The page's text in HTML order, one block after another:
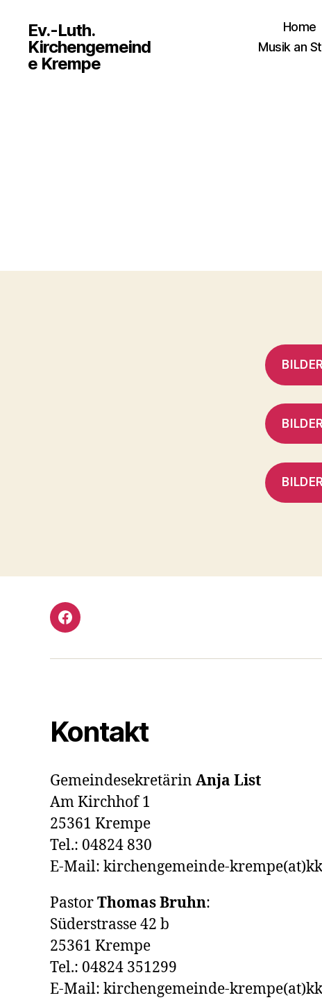
Ev.-Luth.
Kirchengemeind
e Krempe
Home
Musik an
Facebook
Kontakt
Gemeindesekretärin Anja List
Am Kirchhof 1
25361 Krempe
Tel.: 04824 830
E-Mail: kirchengemeinde-
PastorThomas Bruhn:
Süderstrasse 42 b
25361 Krempe
Tel.: 04824 351299
E-Mail: kirchengemeinde-